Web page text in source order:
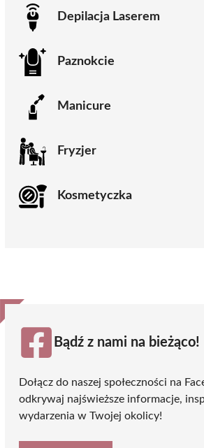
Depilacja Laserem
Paznokcie
Manicure
Fryzjer
Kosmetyczka
Bądź z nami na bieżąco!
Dołącz do naszej społeczności na
odkrywaj najświeższe informacje,
wydarzenia w Twojej okolicy!